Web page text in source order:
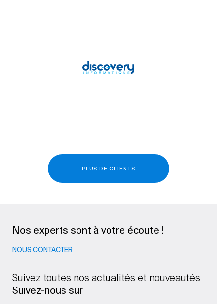
PLUS DE CLIENTS
Nos experts sont à votre écoute !
NOUS CONTACTER
Suivez toutes nos actualités et nouveautés
Suivez-nous sur